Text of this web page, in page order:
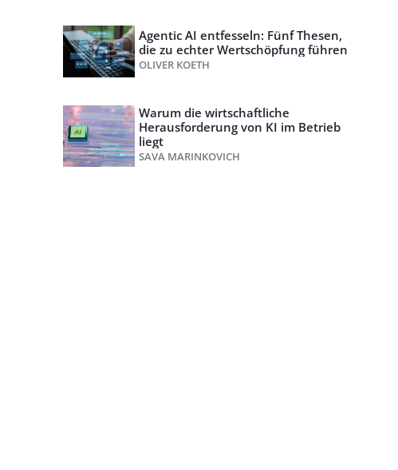
Agentic AI entfesseln: Fünf Thesen,
die zu echter Wertschöpfung führen
OLIVER KOETH
Warum die wirtschaftliche
Herausforderung von KI im Betrieb
liegt
SAVA MARINKOVICH